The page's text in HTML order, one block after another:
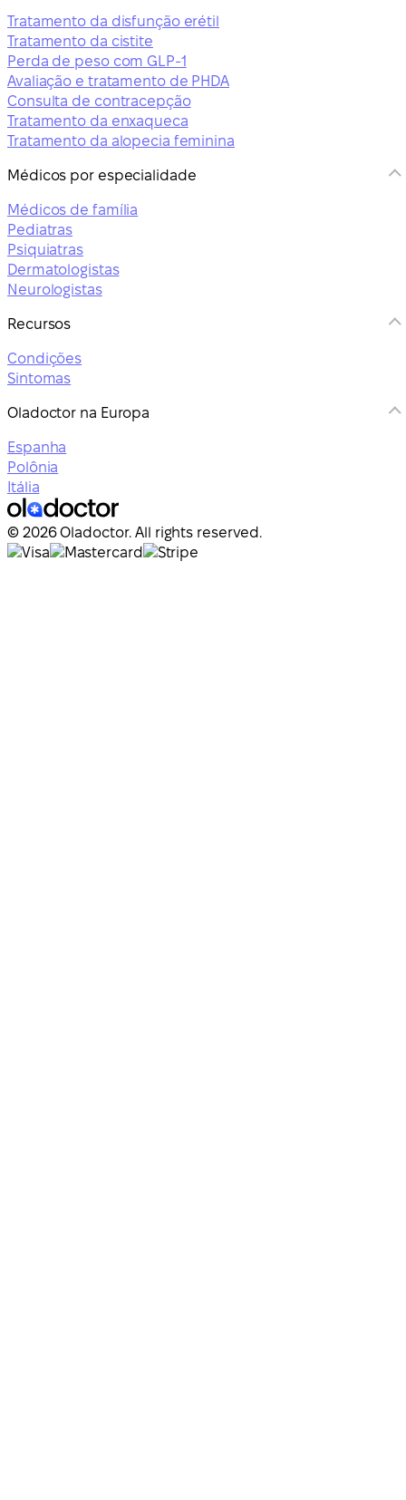
Tratamento da disfunção erétil
Tratamento da cistite
Perda de peso com GLP-1
Avaliação e tratamento de PHDA
Consulta de contracepção
Tratamento da enxaqueca
Tratamento da alopecia feminina
Médicos por especialidade
Médicos de família
Pediatras
Psiquiatras
Dermatologistas
Neurologistas
Recursos
Condições
Sintomas
Oladoctor na Europa
Espanha
Polônia
Itália
© 2026 Oladoctor. All rights reserved.